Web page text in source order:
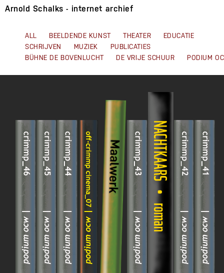
Arnold Schalks - internet archief
ALL BEELDENDE KUNST THEATER
EDUCATIE
SCHRIJVEN
MUZIEK
PUBLICATIES
BÜHNE DE BOVENLUCHT
DE VRIJE SCHUUR PODIUM